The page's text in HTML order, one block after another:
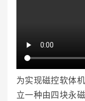
为实现磁控软体
立一种由四块永